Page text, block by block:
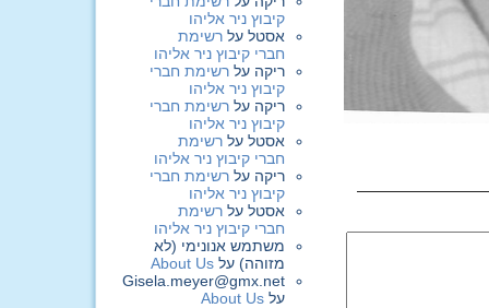
קיבוץ ניר אליהו
אסטל על רשימת
חברי קיבוץ ניר אליהו
ריקה על רשימת חברי
קיבוץ ניר אליהו
ריקה על רשימת חברי
קיבוץ ניר אליהו
אסטל על רשימת
חברי קיבוץ ניר אליהו
ריקה על רשימת חברי
קיבוץ ניר אליהו
אסטל על רשימת
חברי קיבוץ ניר אליהו
משתמש אנונימי (לא
מזוהה) על About Us
Gisela.meyer@gmx.net
על About Us